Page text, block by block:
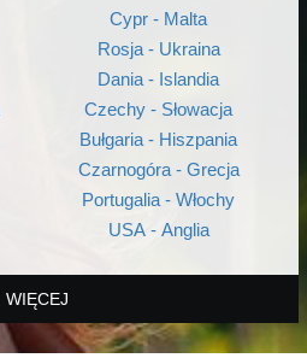
Cypr - Malta
Rosja - Ukraina
Dania - Islandia
Czechy - Słowacja
Bułgaria - Hiszpania
Czarnogóra - Grecja
Portugalia - Włochy
USA - Anglia
WIĘCEJ